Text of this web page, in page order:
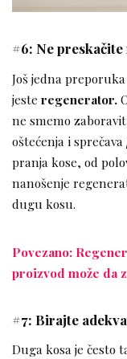
#6: Ne
Još jedna
jeste regenerator.
ne smemo
oštećenja i sprečava
pranja kose, od
nanošenje
dugu kosu.
Povezano:
proizvod može da
#7: Birajte
Duga kosa je često